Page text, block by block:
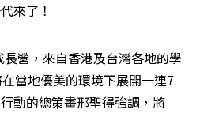
來了！
營，來自香港及台灣各地的學
當地優美的環境下展開一連7
動的總策畫邢聖得強調，將